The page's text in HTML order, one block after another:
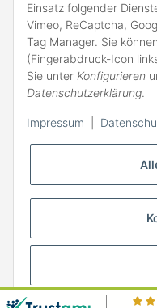
Einsatz folgender
Vimeo, ReCaptcha,
Tag Manager. Sie
(Fingerabdruck-Icon
Sie unter Konfigurieren
Datenschutzerklärung.
Impressum
ZAHLARTEN
* Alle Preise inkl.